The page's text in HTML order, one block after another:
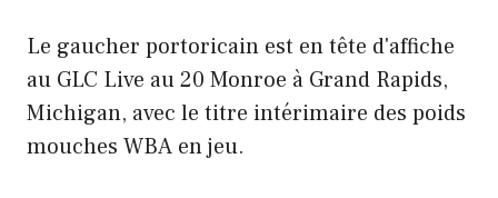
Le gaucher portoricain est en tête d'affiche
au GLC Live au 20 Monroe à Grand Rapids,
Michigan, avec le titre intérimaire des poids
mouches WBA en jeu.